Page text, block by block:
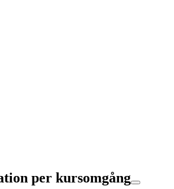
per kursomgång